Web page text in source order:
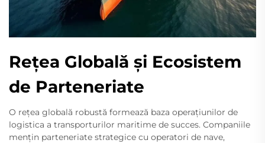
Rețea Globală și Ecosistem
de Parteneriate
O rețea globală robustă formează baza operațiunilor de
logistica a transporturilor maritime de succes. Companiile
mențin parteneriate strategice cu operatori de nave,